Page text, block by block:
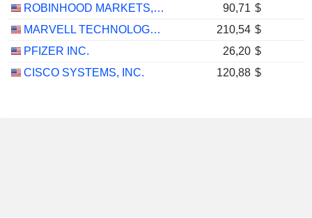
ROBINHOOD MARKETS, INC.
90,71 $
MARVELL TECHNOLOGY GROUP LTD
210,54 $
PFIZER INC.
26,20 $
CISCO SYSTEMS, INC.
120,88 $